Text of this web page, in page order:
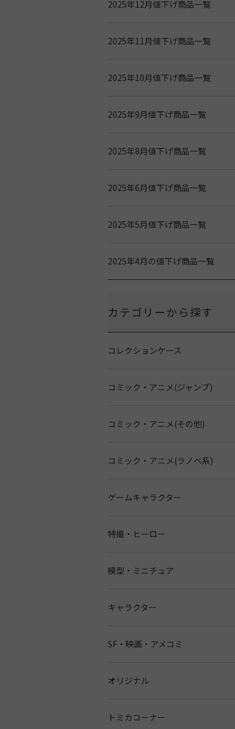
2025年12月値下げ商品一覧
2025年11月値下げ商品一覧
2025年10月値下げ商品一覧
2025年9月値下げ商品一覧
2025年8月値下げ商品一覧
2025年6月値下げ商品一覧
2025年5月値下げ商品一覧
2025年4月の値下げ商品一覧
カテゴリーから探す
コレクションケース
コミック・アニメ(ジャンプ)
コミック・アニメ(その他)
コミック・アニメ(ラノベ系)
ゲームキャラクター
特撮・ヒーロー
模型・ミニチュア
キャラクター
SF・映画・アメコミ
オリジナル
トミカコーナー